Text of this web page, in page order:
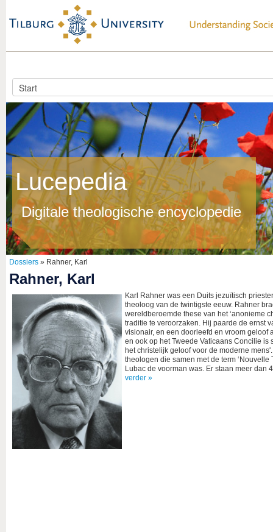
Lucepedia
Digitale theologische encyclopedie
Dossiers » Rahner, Karl
Rahner, Karl
Karl Rahner was een Duits jezuïtisch
theoloog van de twintigste eeuw. Rahner
wereldberoemde these van het ‘anonieme
traditie te veroorzaken. Hij paarde de ernst
visionair, en een doorleefd en vroom
en ook op het Tweede Vaticaans Concilie
het christelijk geloof voor de moderne
theologen die samen met de term
Lubac de voorman was. Er staan meer
verder »